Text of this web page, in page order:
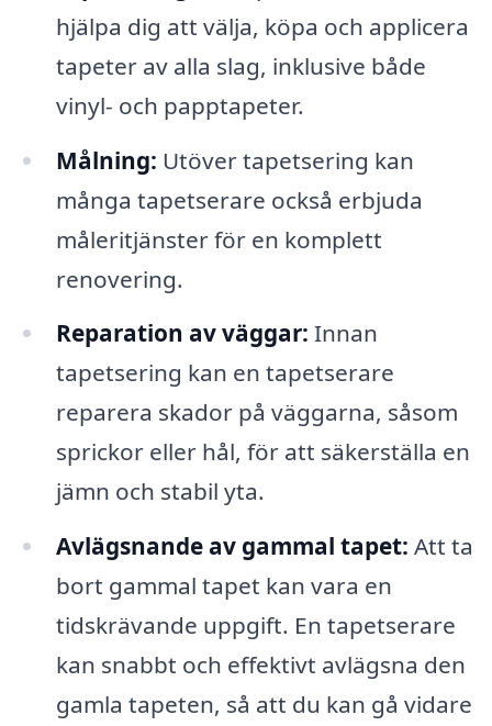
hjälpa dig att välja, köpa och applicera
tapeter av alla slag, inklusive både
vinyl- och papptapeter.
Målning: Utöver tapetsering kan
många tapetserare också erbjuda
måleritjänster för en komplett
renovering.
Reparation av väggar: Innan
tapetsering kan en tapetserare
reparera skador på väggarna, såsom
sprickor eller hål, för att säkerställa en
jämn och stabil yta.
Avlägsnande av gammal tapet: Att ta
bort gammal tapet kan vara en
tidskrävande uppgift. En tapetserare
kan snabbt och effektivt avlägsna den
gamla tapeten, så att du kan gå vidare